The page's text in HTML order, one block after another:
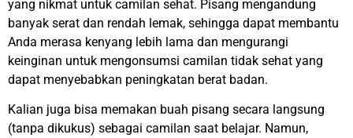
yang nikmat untuk camilan sehat. Pisang mengandung
banyak serat dan rendah lemak, sehingga dapat membantu
Anda merasa kenyang lebih lama dan mengurangi
keinginan untuk mengonsumsi camilan tidak sehat yang
dapat menyebabkan peningkatan berat badan.
Kalian juga bisa memakan buah pisang secara langsung
(tanpa dikukus) sebagai camilan saat belajar. Namun,